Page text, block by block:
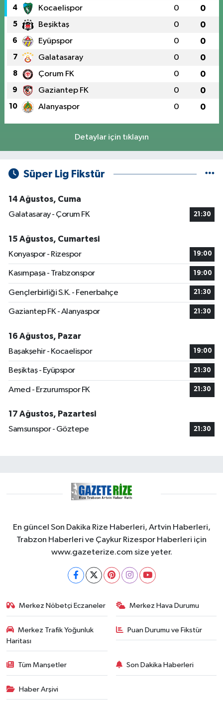
4 Kocaelispor 0 0
5 Beşiktaş 0 0
6 Eyüpspor 0 0
7 Galatasaray 0 0
8 Çorum FK 0 0
9 Gaziantep FK 0 0
10 Alanyaspor 0 0
Detaylar için tıklayın
Süper Lig Fikstür
14 Ağustos, Cuma
Galatasaray - Çorum FK
21:30
15 Ağustos, Cumartesi
Konyaspor - Rizespor
19:00
Kasımpaşa - Trabzonspor 19:00
Gençlerbirliği S.K. - Fenerbahçe 21:30
Gaziantep FK - Alanyaspor 21:30
16 Ağustos, Pazar
Başakşehir - Kocaelispor
19:00
Beşiktaş - Eyüpspor 21:30
Amed - Erzurumspor FK 21:30
17 Ağustos, Pazartesi
Samsunspor - Göztepe
21:30
En güncel Son Dakika Rize Haberleri, Artvin Haberleri,
Trabzon Haberleri ve Çaykur Rizespor Haberleri için
www.gazeterize.com size yeter.
Merkez Nöbetçi Eczaneler Merkez Hava Durumu
Merkez Trafik Yoğunluk
Haritası
Puan Durumu ve Fikstür
Tüm Manşetler Son Dakika Haberleri
Haber Arşivi